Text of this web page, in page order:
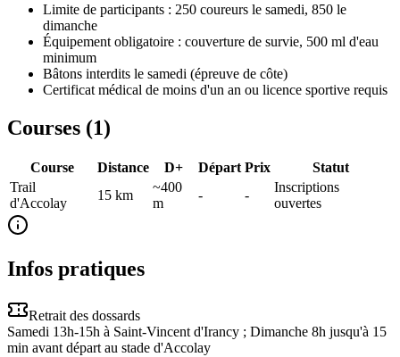
Limite de participants : 250 coureurs le samedi, 850 le
dimanche
Équipement obligatoire : couverture de survie, 500 ml d'eau
minimum
Bâtons interdits le samedi (épreuve de côte)
Certificat médical de moins d'un an ou licence sportive requis
Courses (1)
Course Distance D+ Départ Prix
Statut
Trail
d'Accolay
15 km
~400
m
- -
Inscriptions
ouvertes
Infos pratiques
Retrait des dossards
Samedi 13h-15h à Saint-Vincent d'Irancy ; Dimanche 8h jusqu'à 15
min avant départ au stade d'Accolay